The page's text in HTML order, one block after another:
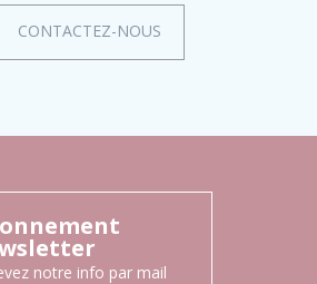
CONTACTEZ-NOUS
notre info par mail